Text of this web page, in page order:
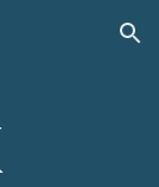
Skip to navigation